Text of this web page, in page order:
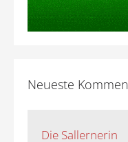
Neueste
Die Sallernerin